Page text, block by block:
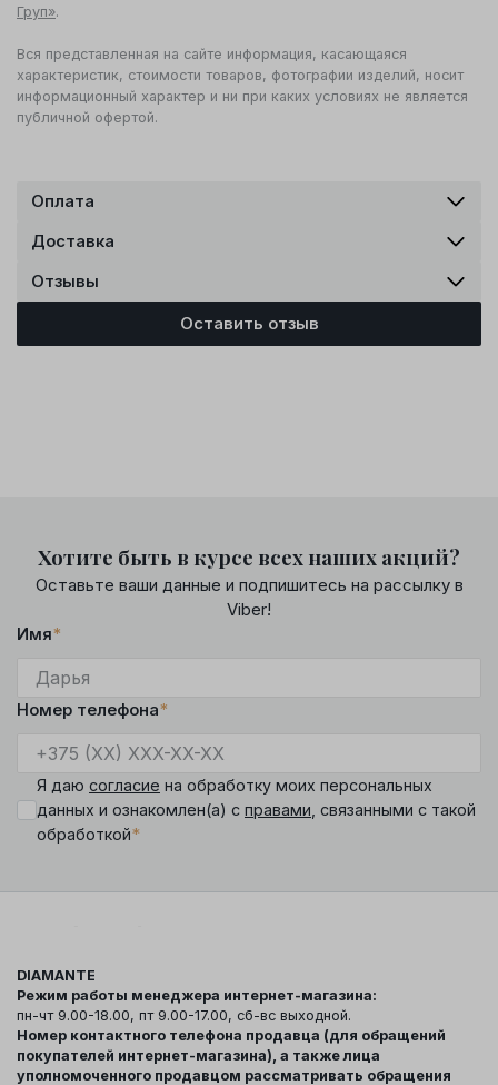
Груп».
Вся представленная на сайте информация, касающаяся
характеристик, стоимости товаров, фотографии изделий, носит
информационный характер и ни при каких условиях не является
публичной офертой.
Оплата
Доставка
Отзывы
Оставить отзыв
Хотите быть в курсе всех наших акций?
Оставьте ваши данные и подпишитесь на рассылку в
Viber!
Имя*
Номер телефона*
Я даю согласие на обработку моих персональных
данных и ознакомлен(а) с правами , связанными с такой
обработкой*
DIAMANTE
Режим работы менеджера интернет-магазина:
пн-чт 9.00-18.00, пт 9.00-17.00, сб-вс выходной.
Номер контактного телефона продавца (для обращений
покупателей интернет-магазина), а также лица
уполномоченного продавцом рассматривать обращения